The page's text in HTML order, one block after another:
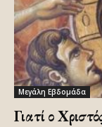
Μεγάλη Εβδομάδα
Γιατί ο